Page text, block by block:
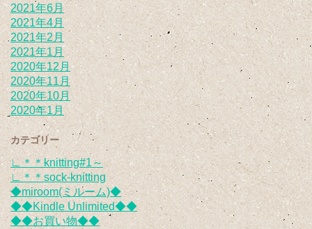
2021年6月
2021年4月
2021年2月
2021年1月
2020年12月
2020年11月
2020年10月
2020年1月
カテゴリー
∟＊＊knitting#1～
∟＊＊sock-knitting
◆miroom(ミルーム)◆
◆◆Kindle Unlimited◆◆
◆◆お買い物◆◆